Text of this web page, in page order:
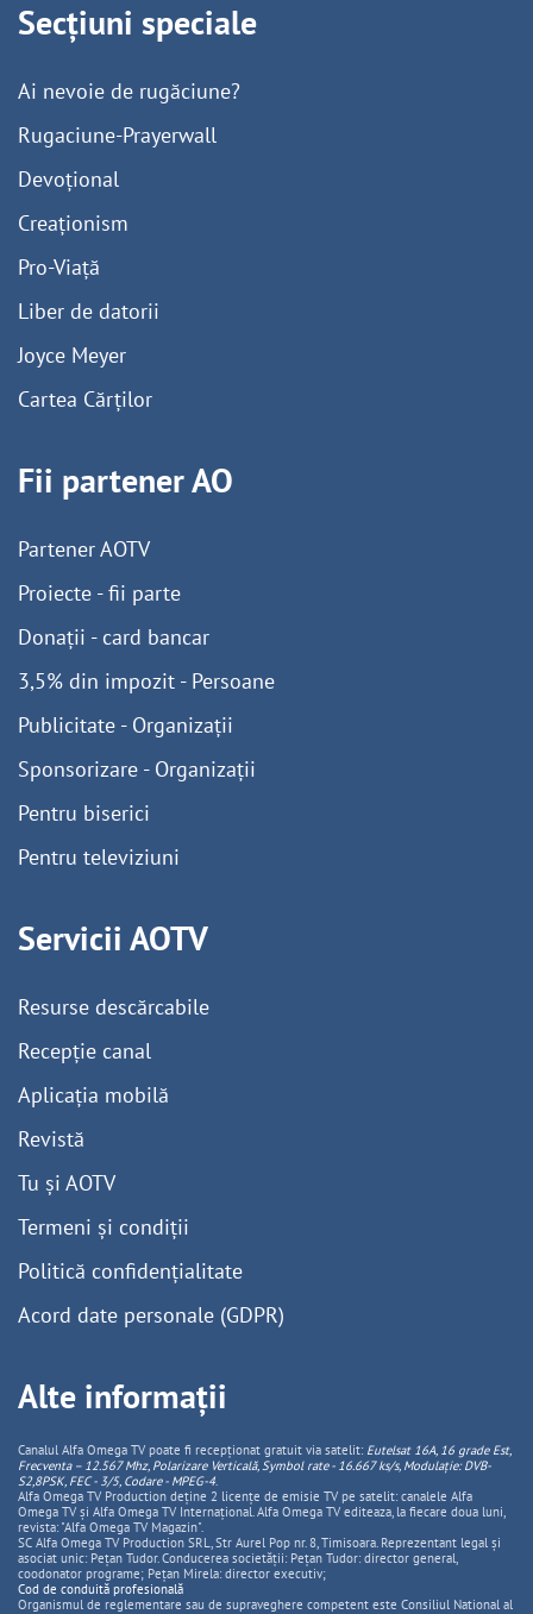
Secțiuni speciale
Ai nevoie de rugăciune?
Rugaciune-Prayerwall
Devoțional
Creaționism
Pro-Viață
Liber de datorii
Joyce Meyer
Cartea Cărților
Fii partener AO
Partener AOTV
Proiecte - fii parte
Donații - card bancar
3,5% din impozit - Persoane
Publicitate - Organizații
Sponsorizare - Organizații
Pentru biserici
Pentru televiziuni
Servicii AOTV
Resurse descărcabile
Recepție canal
Aplicația mobilă
Revistă
Tu și AOTV
Termeni și condiții
Politică confidențialitate
Acord date personale (GDPR)
Alte informații
Canalul Alfa Omega TV poate fi recepționat gratuit via satelit: Eutelsat 16A, 16 grade Est,
Frecventa – 12.567 Mhz, PolarizareVerticală, Symbol rate - 16.667 ks/s, Modulație: DVB-
S2,8PSK, FEC - 3/5, Codare - MPEG-4.
Alfa Omega TV Production deține 2 licențe de emisie TV pe satelit: canalele Alfa
Omega TV și Alfa Omega TV Internațional. Alfa Omega TV editeaza, la fiecare doua luni,
revista: "Alfa Omega TV Magazin".
SC Alfa Omega TV Production SRL, Str Aurel Pop nr. 8, Timisoara. Reprezentant legal și
asociat unic: Pețan Tudor. Conducerea societății: Pețan Tudor: director general,
coodonator programe; Pețan Mirela: director executiv;
Cod de conduită profesională
Organismul de reglementare sau de supraveghere competent este Consiliul National al